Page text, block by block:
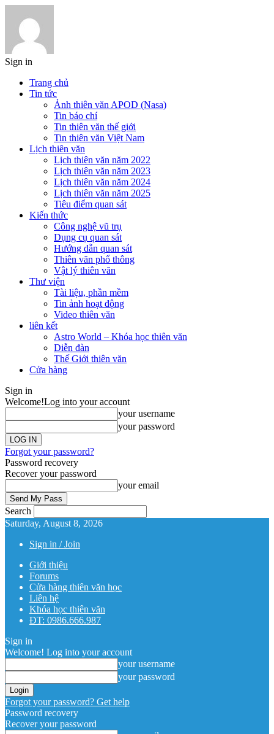
Sign in
Trang chủ
Tin tức
Ảnh thiên văn APOD (Nasa)
Tin báo chí
Tin thiên văn thế giới
Tin thiên văn Việt Nam
Lịch thiên văn
Lịch thiên văn năm 2022
Lịch thiên văn năm 2023
Lịch thiên văn năm 2024
Lịch thiên văn năm 2025
Tiêu điểm quan sát
Kiến thức
Công nghệ vũ trụ
Dụng cụ quan sát
Hướng dẫn quan sát
Thiên văn phổ thông
Vật lý thiên văn
Thư viện
Tài liệu, phần mềm
Tin ảnh hoạt động
Video thiên văn
liên kết
Astro World – Khóa học thiên văn
Diễn đàn
Thế Giới thiên văn
Cửa hàng
Sign in
Welcome!Log into your account
your username
your password
Forgot your password?
Password recovery
Recover your password
your email
Search
Saturday, August 8, 2026
Sign in / Join
Giới thiệu
Forums
Cửa hàng thiên văn học
Liên hệ
Khóa học thiên văn
ĐT: 0986.666.987
Sign in
Welcome! Log into your account
your username
your password
Forgot your password? Get help
Password recovery
Recover your password